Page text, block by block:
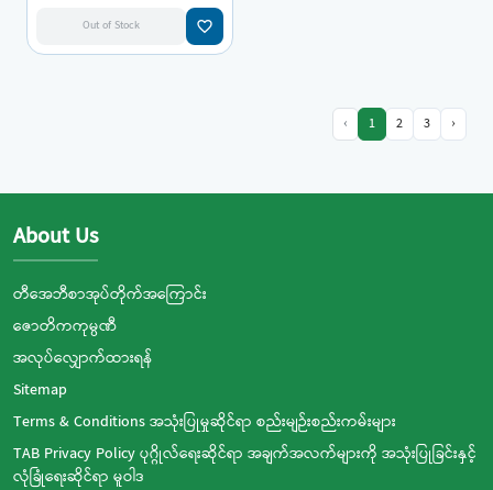
Out of Stock favorite_border
‹ 1 2 3 ›
About Us
တီအေဘီစာအုပ်တိုက်အကြောင်း
ဇောတိကကုမ္ပဏီ
အလုပ်လျှောက်ထားရန်
Sitemap
Terms & Conditions အသုံးပြုမှုဆိုင်ရာ စည်းမျဉ်းစည်းကမ်းများ
TAB Privacy Policy ပုဂ္ဂိုလ်ရေးဆိုင်ရာ အချက်အလက်များကို အသုံးပြုခြင်းနှင့်
လုံခြုံရေးဆိုင်ရာ မူဝါဒ